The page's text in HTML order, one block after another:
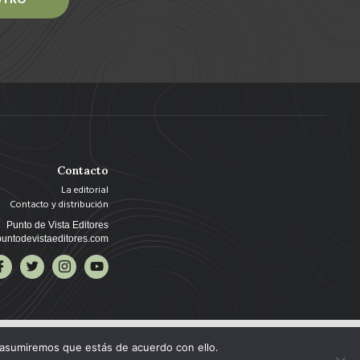
Contacto
La editorial
Contacto y distribución
Punto de Vista Editores
que estás de acuerdo con ello.